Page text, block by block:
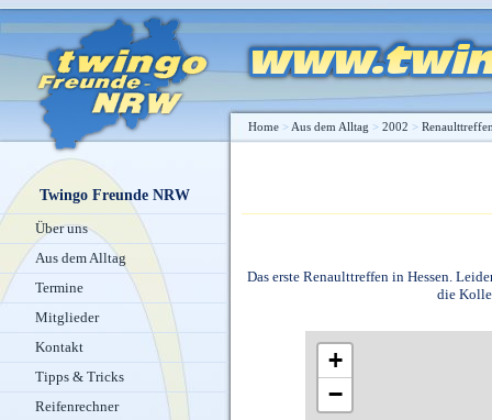
Home > Aus dem Alltag > 2002 >
Twingo Freunde NRW
Über uns
Aus dem Alltag
Termine
Mitglieder
Kontakt
Tipps & Tricks
Reifenrechner
Das erste Renaulttreffen in Hessen.
die
+
−